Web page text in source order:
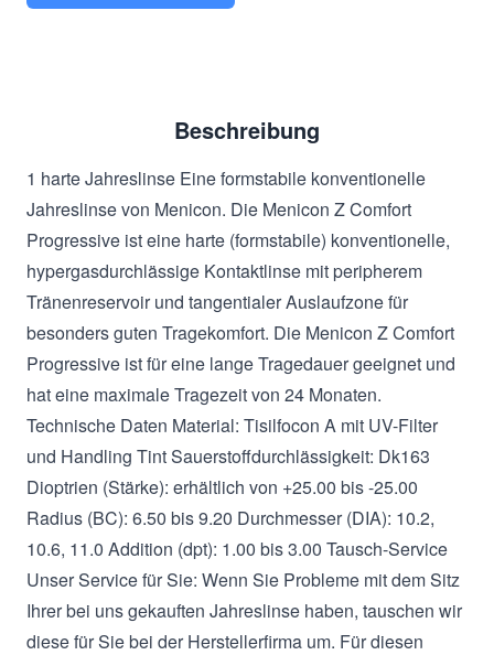
Beschreibung
1 harte Jahreslinse Eine formstabile konventionelle
Jahreslinse von Menicon. Die Menicon Z Comfort
Progressive ist eine harte (formstabile) konventionelle,
hypergasdurchlässige Kontaktlinse mit peripherem
Tränenreservoir und tangentialer Auslaufzone für
besonders guten Tragekomfort. Die Menicon Z Comfort
Progressive ist für eine lange Tragedauer geeignet und
hat eine maximale Tragezeit von 24 Monaten.
Technische Daten Material: Tisilfocon A mit UV-Filter
und Handling Tint Sauerstoffdurchlässigkeit: Dk163
Dioptrien (Stärke): erhältlich von +25.00 bis -25.00
Radius (BC): 6.50 bis 9.20 Durchmesser (DIA): 10.2,
10.6, 11.0 Addition (dpt): 1.00 bis 3.00 Tausch-Service
Unser Service für Sie: Wenn Sie Probleme mit dem Sitz
Ihrer bei uns gekauften Jahreslinse haben, tauschen wir
diese für Sie bei der Herstellerfirma um. Für diesen